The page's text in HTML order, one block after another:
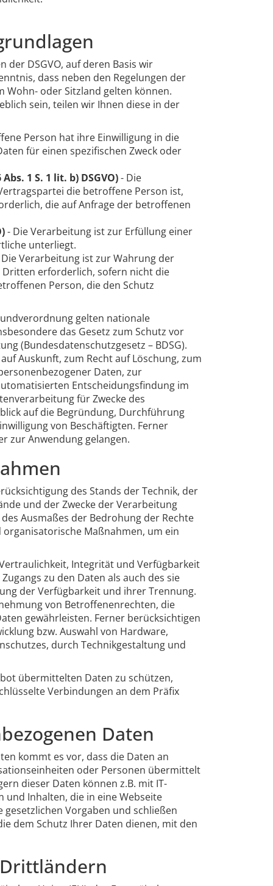
der DSGVO, auf deren Basis wir
dass neben den Regelungen der
Wohn- oder Sitzland gelten können.
sein, teilen wir Ihnen diese in der
Person hat ihre Einwilligung in die
für einen spezifischen Zweck oder
1 S. 1 lit. b) DSGVO)- Die
die betroffene Person ist,
die auf Anfrage der betroffenen
- Die Verarbeitung ist zur Erfüllung einer
unterliegt.
Verarbeitung ist zur Wahrung der
erforderlich, sofern nicht die
Person, die den Schutz
gelten nationale
das Gesetz zum Schutz vor
(Bundesdatenschutzgesetz – BDSG).
Auskunft, zum Recht auf Löschung, zum
Daten, zur
Entscheidungsfindung im
für Zwecke des
auf die Begründung, Durchführung
von Beschäftigten. Ferner
zur Anwendung gelangen.
des Stands der Technik, der
und der Zwecke der Verarbeitung
Ausmaßes der Bedrohung der Rechte
Maßnahmen, um ein
Integrität und Verfügbarkeit
zu den Daten als auch des sie
der Verfügbarkeit und ihrer Trennung.
von Betroffenenrechten, die
gewährleisten. Ferner berücksichtigen
bzw. Auswahl von Hardware,
durch Technikgestaltung und
übermittelten Daten zu schützen,
Verbindungen an dem Präfix
Daten
kommt es vor, dass die Daten an
oder Personen übermittelt
dieser Daten können z.B. mit IT-
Inhalten, die in eine Webseite
Vorgaben und schließen
dem Schutz Ihrer Daten dienen, mit den